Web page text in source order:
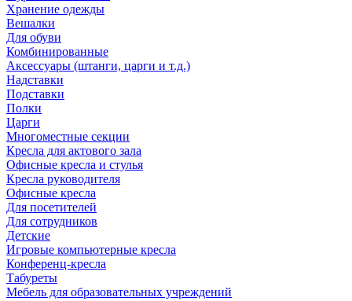
Хранение одежды
Вешалки
Для обуви
Комбинированные
Аксессуары (штанги, царги и т.д.)
Надставки
Подставки
Полки
Царги
Многоместные секции
Кресла для актового зала
Офисные кресла и стулья
Кресла руководителя
Офисные кресла
Для посетителей
Для сотрудников
Детские
Игровые компьютерные кресла
Конференц-кресла
Табуреты
Мебель для образовательных учреждений